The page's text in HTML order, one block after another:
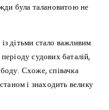
була талановитою не
дітьми стало важливим
судових баталій,
Схоже, співачка
і знаходить велику